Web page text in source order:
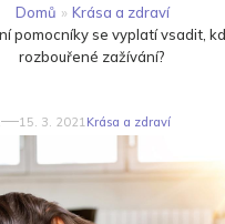
Domů » Krása a zdraví
pomocníky se vyplatí vsadit,
rozbouřené zažívání?
15. 3. 2021 Krása a zdraví